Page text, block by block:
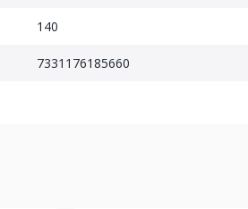
140
7331176185660